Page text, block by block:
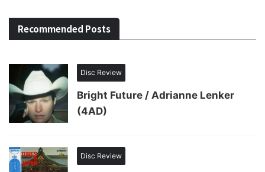
Recommended Posts
Disc Review
Bright Future / Adrianne Lenker
(4AD)
Disc Review